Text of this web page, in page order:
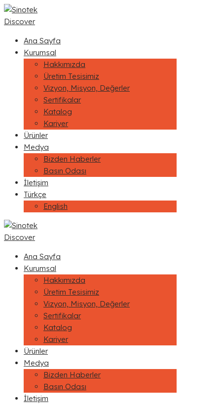
Discover
Ana Sayfa
Kurumsal
Hakkımızda
Üretim Tesisimiz
Vizyon, Misyon, Değerler
Sertifikalar
Katalog
Kariyer
Ürünler
Medya
Bizden Haberler
Basın Odası
İletişim
Türkçe
English
Discover
Ana Sayfa
Kurumsal
Hakkımızda
Üretim Tesisimiz
Vizyon, Misyon, Değerler
Sertifikalar
Katalog
Kariyer
Ürünler
Medya
Bizden Haberler
Basın Odası
İletişim